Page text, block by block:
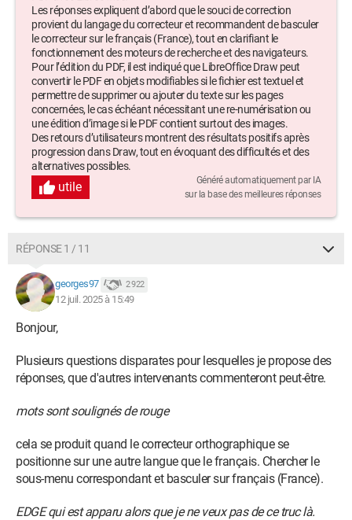
Les réponses expliquent d’abord que le souci de correction
provient du langage du correcteur et recommandent de basculer
le correcteur sur le français (France), tout en clarifiant le
fonctionnement des moteurs de recherche et des navigateurs.
Pour l’édition du PDF, il est indiqué que LibreOffice Draw peut
convertir le PDF en objets modifiables si le fichier est textuel et
permettre de supprimer ou ajouter du texte sur les pages
concernées, le cas échéant nécessitant une re-numérisation ou
une édition d’image si le PDF contient surtout des images.
Des retours d’utilisateurs montrent des résultats positifs après
progression dans Draw, tout en évoquant des difficultés et des
alternatives possibles.
utile
Généré automatiquement par IA
sur la base des meilleures réponses
RÉPONSE 1 / 11
georges97 2 922
12 juil. 2025 à 15:49
Bonjour,
Plusieurs questions disparates pour lesquelles je propose des
réponses, que d'autres intervenants commenteront peut-être.
mots sont soulignés de rouge
cela se produit quand le correcteur orthographique se
positionne sur une autre langue que le français. Chercher le
sous-menu correspondant et basculer sur français (France).
EDGE qui est apparu alors que je ne veux pas de ce truc là.